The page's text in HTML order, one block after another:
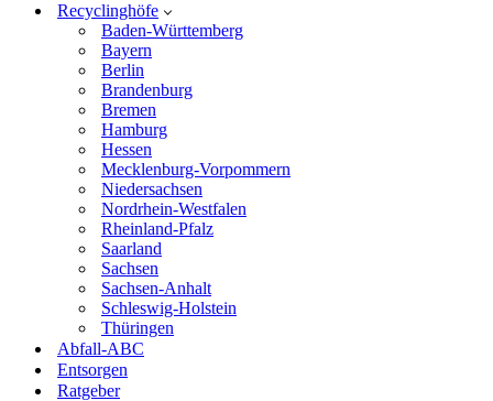
Recyclinghöfe
Baden-Württemberg
Bayern
Berlin
Brandenburg
Bremen
Hamburg
Hessen
Mecklenburg-Vorpommern
Niedersachsen
Nordrhein-Westfalen
Rheinland-Pfalz
Saarland
Sachsen
Sachsen-Anhalt
Schleswig-Holstein
Thüringen
Abfall-ABC
Entsorgen
Ratgeber